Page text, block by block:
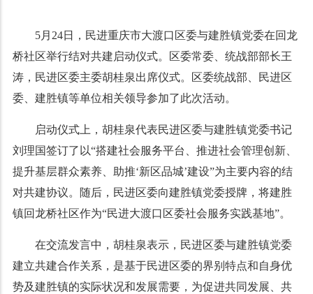
5月24日，民进重庆市大渡口区委与建胜镇党委在回龙
桥社区举行结对共建启动仪式。区委常委、统战部部长王
涛，民进区委主委胡桂泉出席仪式。区委统战部、民进区
委、建胜镇等单位相关领导参加了此次活动。
启动仪式上，胡桂泉代表民进区委与建胜镇党委书记
刘理国签订了以“搭建社会服务平台、推进社会管理创新、
提升基层群众素养、助推‘新区品城’建设”为主要内容的结
对共建协议。随后，民进区委向建胜镇党委授牌，将建胜
镇回龙桥社区作为“民进大渡口区委社会服务实践基地”。
在交流发言中，胡桂泉表示，民进区委与建胜镇党委
建立共建合作关系，是基于民进区委的界别特点和自身优
势及建胜镇的实际状况和发展需要，为促进共同发展、共